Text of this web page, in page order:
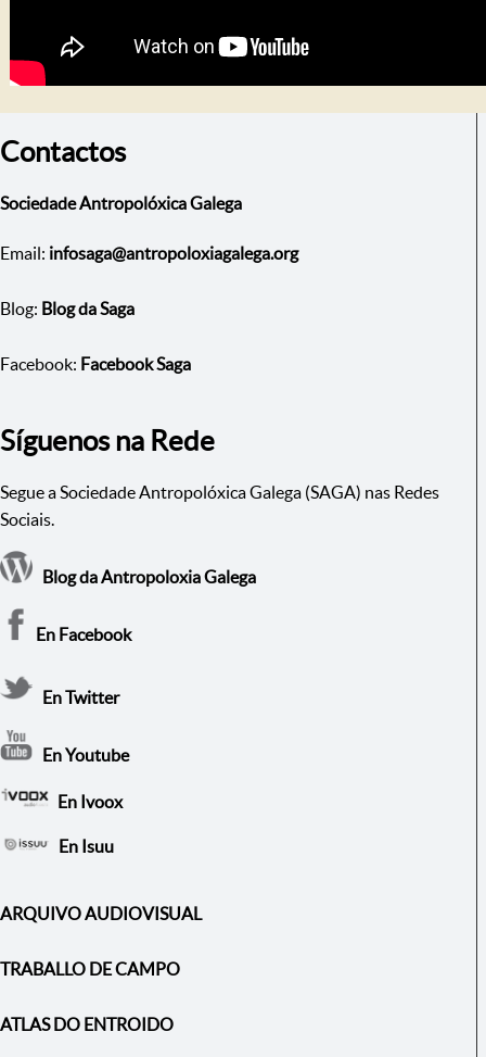
Contactos
Sociedade Antropolóxica Galega
Email: infosaga@antropoloxiagalega.org
Blog: Blog da Saga
Facebook: Facebook Saga
Síguenos na Rede
Segue a Sociedade Antropolóxica Galega (SAGA) nas Redes
Sociais.
Blog da Antropoloxia Galega
En Facebook
En Twitter
En Youtube
En Ivoox
En Isuu
ARQUIVO AUDIOVISUAL
TRABALLO DE CAMPO
ATLAS DO ENTROIDO